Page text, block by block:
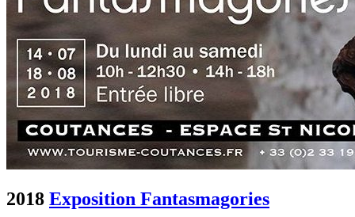
2018 Exposition Fantasmagories